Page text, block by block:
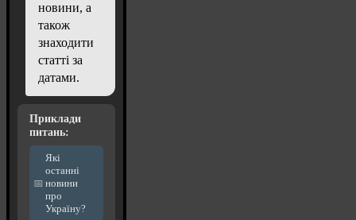
новини, а
також
знаходити
статті за
датами.
Приклади
питань:
Які
останні
новини
про
Україну?